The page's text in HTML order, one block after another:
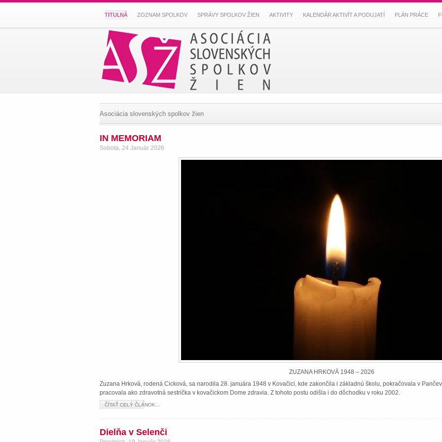
TITULNÁ ZOZNAM SPOLKOV SPRÁVY SPOLKOV ŽIEN AKTIVITY KALENDÁR AKTIVÍT A PODUJATÍ PLÁN PRÁCE
Asociácia slovenských spolkov žien
IN MEMORIAM
Sobota, 24 Január 2026
ZUZANA HRKOVÁ 1948 – 2026
Zuzana Hrková, rodená Cicková, sa narodila 28. januára 1948 v Kovačici, kde zakončila i základnú školu, pokračovala v
pracovala ako zdravotná sestrička v kovačickom Dome zdravia. Z tohoto postu odišla i do dôchodku v roku 2002.
ČÍTAŤ CELÝ ČLÁNOK...
Dielňa v Selenči